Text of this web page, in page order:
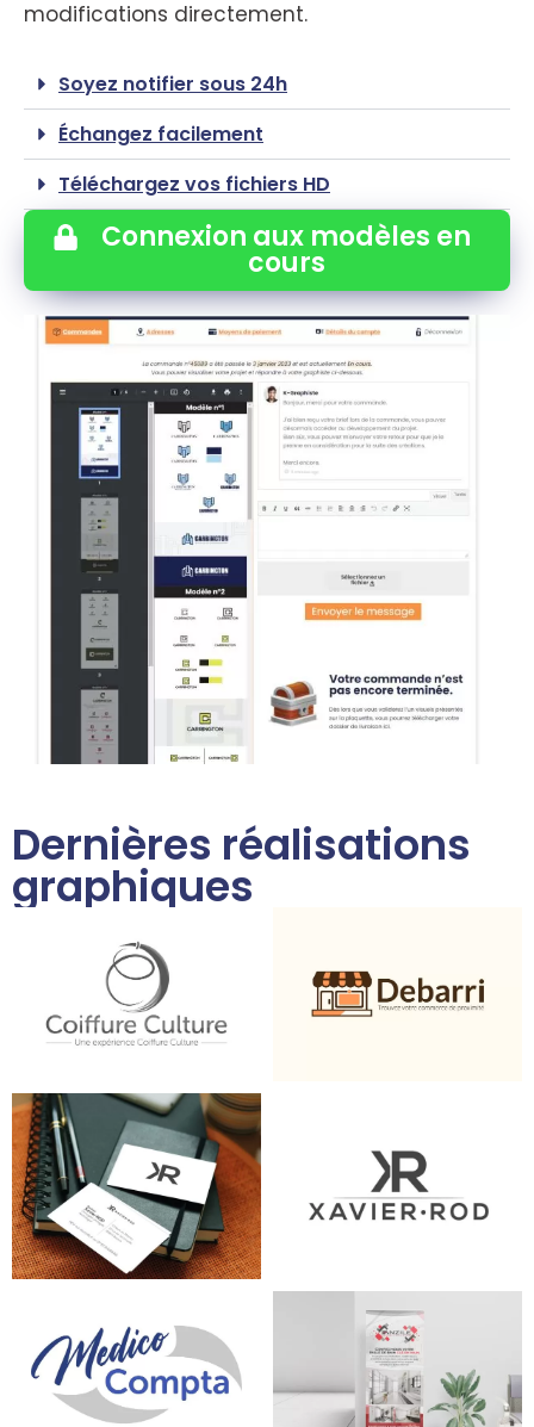
modifications directement.
Soyez notifier sous 24h
Échangez facilement
Téléchargez vos fichiers HD
Connexion aux modèles en
cours
Dernières réalisations
graphiques